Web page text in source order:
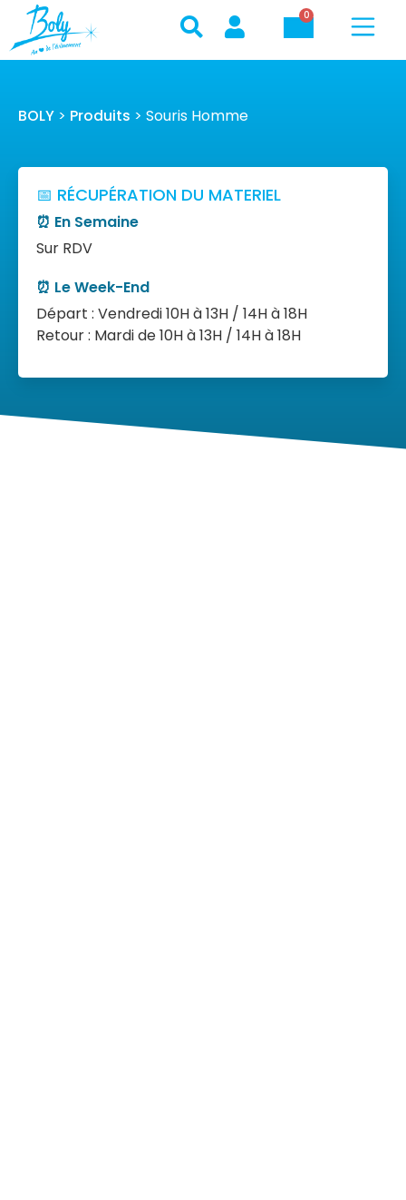
0
BOLY > Produits > Souris Homme
📅 RÉCUPÉRATION DU MATERIEL
⏰ En Semaine
Sur RDV
⏰ Le Week-End
Départ : Vendredi 10H à 13H / 14H à 18H
Retour : Mardi de 10H à 13H / 14H à 18H